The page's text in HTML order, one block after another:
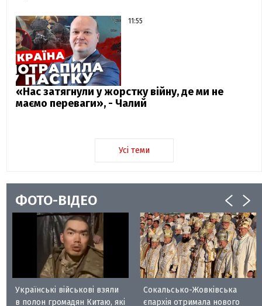
11:55
«Нас затягнули у жорстку війну, де ми не
маємо переваги», - Чалий
Усі теми
ФОТО-ВІДЕО
Українські військові взяли
в полон громадян Китаю, які
Сокальсько-Жовківська
єпархія отримала нового